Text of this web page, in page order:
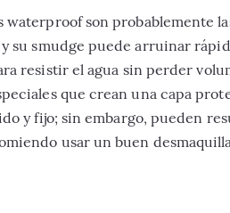
waterproof son probablemente
su smudge puede arruinar
resistir el agua sin perder
que crean una capa
y fijo; sin embargo, pueden
usar un buen